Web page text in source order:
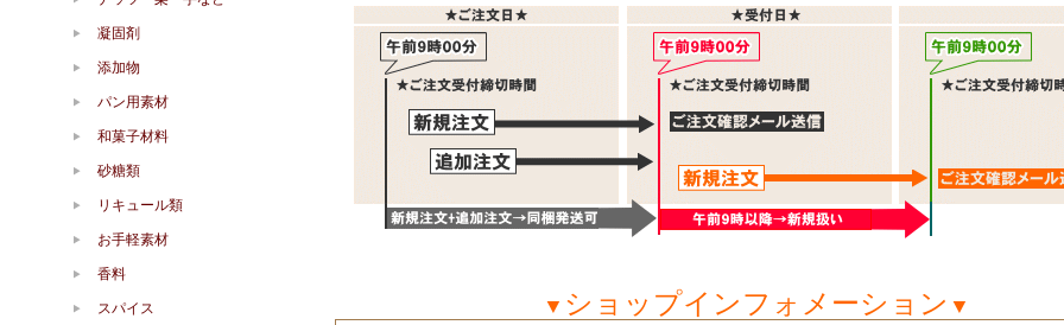
▼ ショップインフォメーション ▼
凝固剤
添加物
パン用素材
和菓子材料
砂糖類
リキュール類
お手軽素材
香料
スパイス